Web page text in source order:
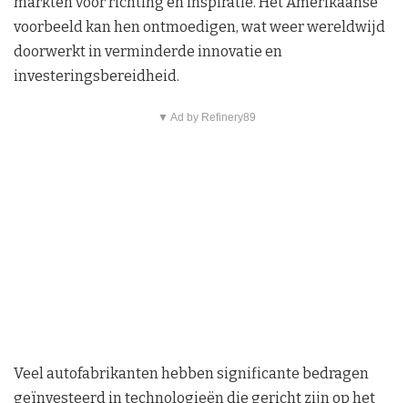
voorbeeld kan hen ontmoedigen, wat weer wereldwijd
doorwerkt in verminderde innovatie en
investeringsbereidheid.
▼ Ad by Refinery89
Veel autofabrikanten hebben significante bedragen
geïnvesteerd in technologieën die gericht zijn op het